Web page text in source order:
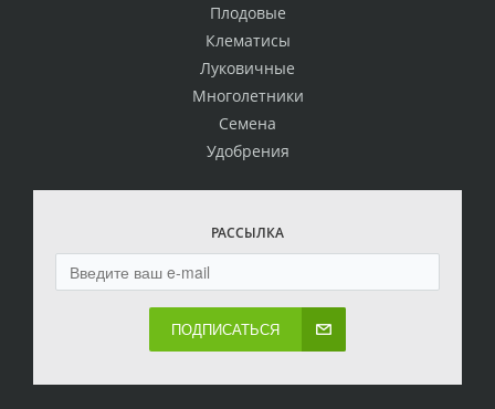
Плодовые
Клематисы
Луковичные
Многолетники
Семена
Удобрения
РАССЫЛКА
ПОДПИСАТЬСЯ